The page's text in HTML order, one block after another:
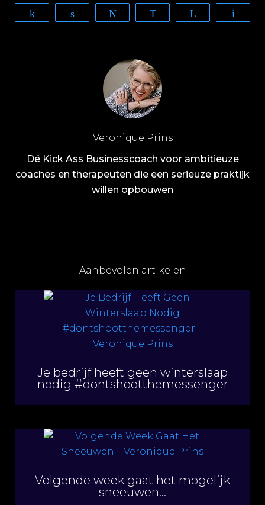
WhatsApp Telegram
Veronique Prins
Dé Kick Ass Businesscoach voor ambitieuze
coaches en therapeuten die een serieuze praktijk
willen opbouwen
Aanbevolen artikelen
Je bedrijf heeft geen winterslaap
nodig #dontshootthemessenger
Volgende week gaat het mogelijk
sneeuwen…